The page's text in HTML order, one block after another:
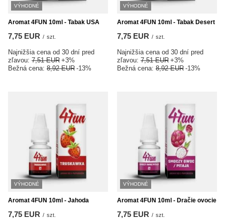
VÝHODNÉ
Aromat 4FUN 10ml - Tabak USA
7,75 EUR / szt.
Najnižšia cena od 30 dní pred
zľavou: 7,51 EUR +3%
Bežná cena: 8,92 EUR -13%
VÝHODNÉ
Aromat 4FUN 10ml - Tabak Desert
7,75 EUR / szt.
Najnižšia cena od 30 dní pred
zľavou: 7,51 EUR +3%
Bežná cena: 8,92 EUR -13%
VÝHODNÉ
Aromat 4FUN 10ml - Jahoda
7,75 EUR / szt.
VÝHODNÉ
Aromat 4FUN 10ml - Dračie ovocie
7,75 EUR / szt.